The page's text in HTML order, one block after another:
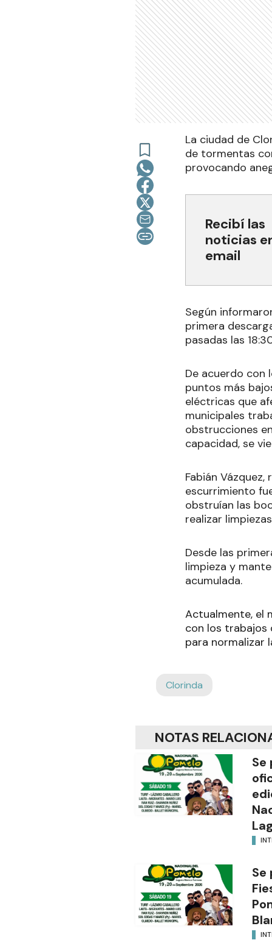
La ciudad de
de tormentas
provocando
Recibí las
noticias
email
Según
primera
pasadas las
De acuerdo con
puntos más
eléctricas que
municipales
obstrucciones
capacidad, se
Fabián
escurrimiento
obstruían las
realizar
Desde las
limpieza y
acumulada.
Actualmente, el
con los trabajos
para normalizar
Clorinda
NOTAS
Se
Se